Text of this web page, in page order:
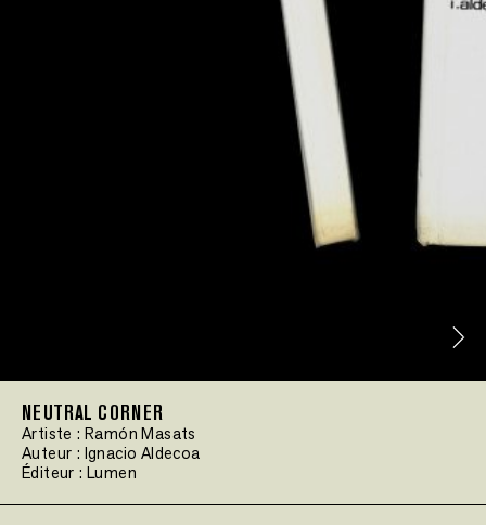
NEUTRAL CORNER
Artiste : Ramón Masats
Auteur : Ignacio Aldecoa
Éditeur :Lumen